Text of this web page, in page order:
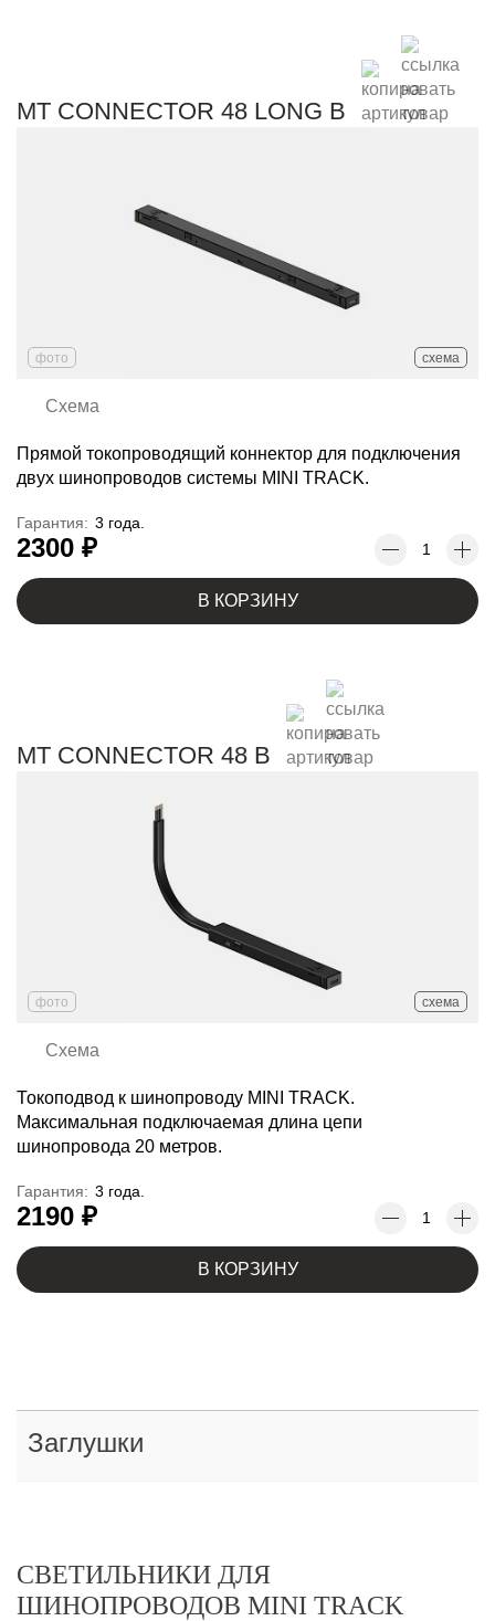
MT CONNECTOR 48 LONG B
фото схема
Схема
Прямой токопроводящий коннектор для подключения
двух шинопроводов системы MINI TRACK.
Гарантия: 3 года.
2300 ₽
В КОРЗИНУ
MT CONNECTOR 48 B
фото схема
Схема
Токоподвод к шинопроводу MINI TRACK.
Максимальная подключаемая длина цепи
шинопровода 20 метров.
Гарантия: 3 года.
2190 ₽
В КОРЗИНУ
Заглушки
СВЕТИЛЬНИКИ ДЛЯ
ШИНОПРОВОДОВ MINI TRACK